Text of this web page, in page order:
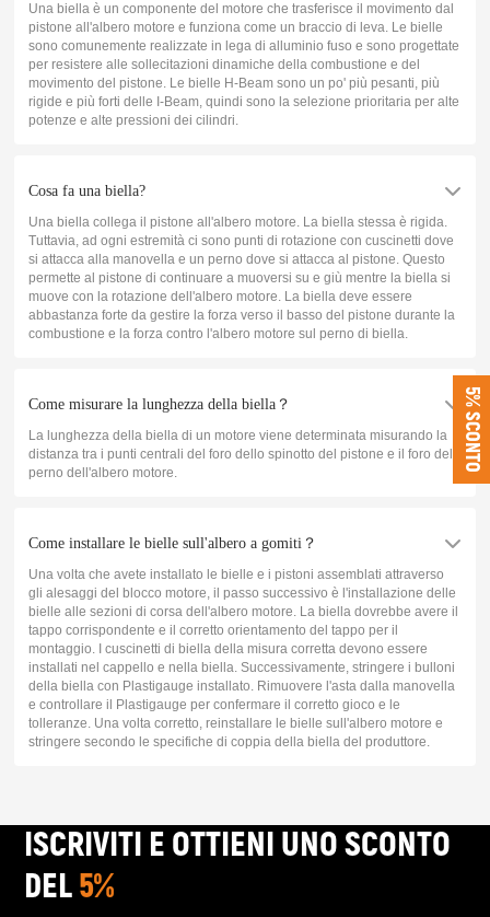
Una biella è un componente del motore che trasferisce il movimento dal
pistone all'albero motore e funziona come un braccio di leva. Le bielle
sono comunemente realizzate in lega di alluminio fuso e sono progettate
per resistere alle sollecitazioni dinamiche della combustione e del
movimento del pistone. Le bielle H-Beam sono un po' più pesanti, più
rigide e più forti delle I-Beam, quindi sono la selezione prioritaria per alte
potenze e alte pressioni dei cilindri.
Cosa fa una biella?
Una biella collega il pistone all'albero motore. La biella stessa è rigida.
Tuttavia, ad ogni estremità ci sono punti di rotazione con cuscinetti dove
si attacca alla manovella e un perno dove si attacca al pistone. Questo
permette al pistone di continuare a muoversi su e giù mentre la biella si
muove con la rotazione dell'albero motore. La biella deve essere
abbastanza forte da gestire la forza verso il basso del pistone durante la
combustione e la forza contro l'albero motore sul perno di biella.
Come misurare la lunghezza della biella？
La lunghezza della biella di un motore viene determinata misurando la
distanza tra i punti centrali del foro dello spinotto del pistone e il foro del
perno dell'albero motore.
Come installare le bielle sull'albero a gomiti？
Una volta che avete installato le bielle e i pistoni assemblati attraverso
gli alesaggi del blocco motore, il passo successivo è l'installazione delle
bielle alle sezioni di corsa dell'albero motore. La biella dovrebbe avere il
tappo corrispondente e il corretto orientamento del tappo per il
montaggio. I cuscinetti di biella della misura corretta devono essere
installati nel cappello e nella biella. Successivamente, stringere i bulloni
della biella con Plastigauge installato. Rimuovere l'asta dalla manovella
e controllare il Plastigauge per confermare il corretto gioco e le
tolleranze. Una volta corretto, reinstallare le bielle sull'albero motore e
stringere secondo le specifiche di coppia della biella del produttore.
5% SCONTO
ISCRIVITI E OTTIENI UNO SCONTO
DEL5%